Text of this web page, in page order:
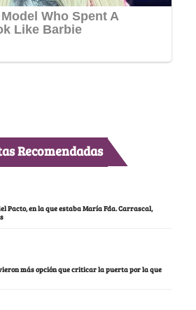
Recomendadas
Pacto, en la que estaba María Fda. Carrascal,
más opción que criticar la puerta por la que